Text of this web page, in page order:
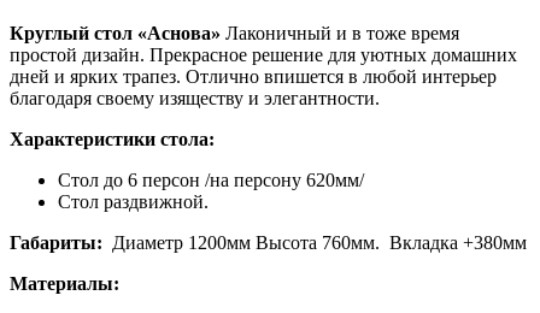
Круглый стол «Аснова» Лаконичный и в тоже время
простой дизайн. Прекрасное решение для уютных домашних
дней и ярких трапез. Отлично впишется в любой интерьер
благодаря своему изяществу и элегантности.
Характеристики стола:
Стол до 6 персон /на персону 620мм/
Стол раздвижной.
Габариты: Диаметр 1200мм Высота 760мм. Вкладка +380мм
Материалы: